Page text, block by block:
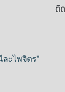
ะไพจิตร”
ติ